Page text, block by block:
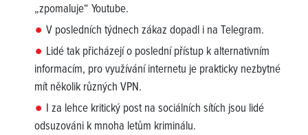
„zpomaluje“ Youtube.
V posledních týdnech zákaz dopadl i na Telegram.
Lidé tak přicházejí o poslední přístup k alternativním
informacím, pro využívání internetu je prakticky nezbytné
mít několik různých VPN.
I za lehce kritický post na sociálních sítích jsou lidé
odsuzováni k mnoha letům kriminálu.